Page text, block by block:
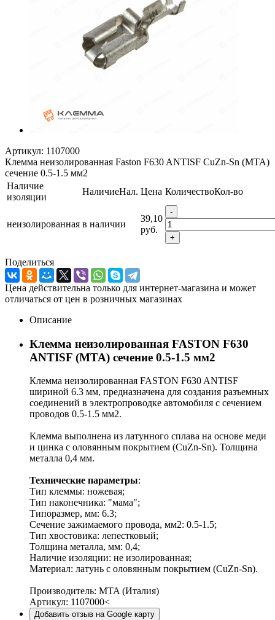
Артикул: 1107000
Клемма неизолированная Faston F630 ANTISF CuZn-Sn (MTA)
сечение 0.5-1.5 мм2
Наличие
изоляции
НаличиеНал. Цена КоличествоКол-во
неизолированная в наличии
39,10
руб.
-
+
Поделиться
Цена действительна только для интернет-магазина и может
отличаться от цен в розничных магазинах
Описание
Клемма неизолированная FASTON F630
ANTISF (MTA) сечение 0.5-1.5 мм2
Клемма неизолированная FASTON F630 ANTISF
шириной 6.3 мм, предназначена для создания разъемных
соединений в электропроводке автомобиля с сечением
проводов 0.5-1.5 мм2.
Клемма выполнена из латунного сплава на основе меди
и цинка с оловянным покрытием (CuZn-Sn). Толщина
металла 0,4 мм.
Технические параметры:
Тип клеммы: ножевая;
Тип наконечника: "мама";
Типоразмер, мм: 6.3;
Сечение зажимаемого провода, мм2: 0.5-1.5;
Тип хвостовика: лепестковый;
Толщина металла, мм: 0,4;
Наличие изоляции: не изолированная;
Материал: латунь с оловянным покрытием (CuZn-Sn).
Производитель: MTA (Италия)
Артикул: 1107000<
Добавить отзыв на Google карту